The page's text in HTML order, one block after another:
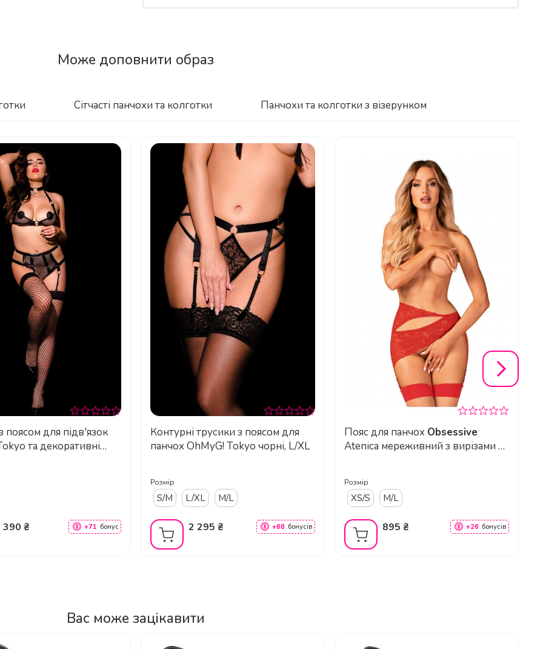
Прозорі/чорно-срібні стрази
Мікрофібра
Відповідає розміру
Ankle Strap Sandal
саме вони розташовані?
частини (середньої підошви)?
розмірам?
за висотою каблука?
танців на пілоні?
Може доповнити образ
Сітчасті панчохи та колготки Панчохи та колготки з візерунком
поясом для підв'язок
та декоративні
390 ₴ +71 бонус
Контурні трусики з поясом для
панчох OhMyG! Tokyo чорні, L/XL
Розмір
S/M L/XL M/L
2 295 ₴ +68 бонусів
Пояс для панчох Obsessive
Atenica мереживний з вирізами та
Розмір
XS/S M/L
895 ₴ +26 бонусів
Вас може зацікавити